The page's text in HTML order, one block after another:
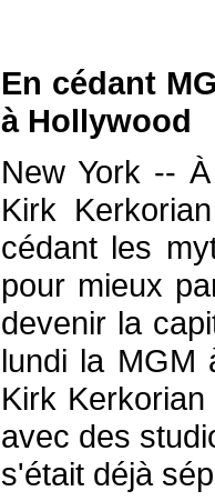
En cédant
à Hollywood
New York --
Kirk
cédant les
pour mieux
devenir la
lundi la MGM
Kirk
avec des
s'était déjà